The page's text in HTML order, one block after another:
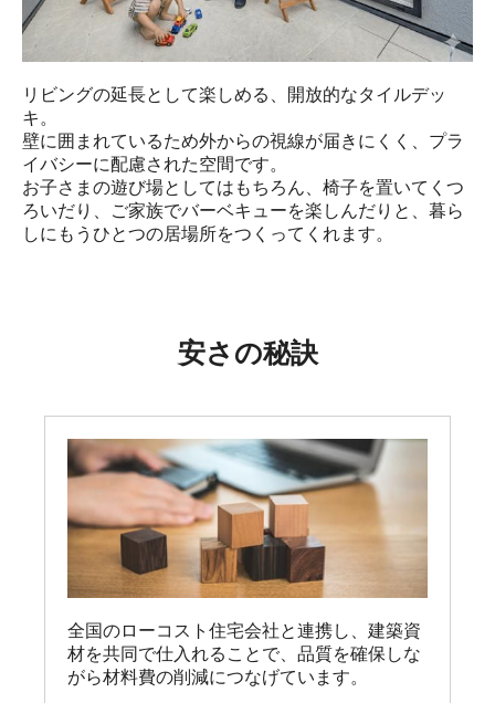
リビングの延長として楽しめる、開放的なタイルデッ
キ。
壁に囲まれているため外からの視線が届きにくく、プラ
イバシーに配慮された空間です。
お子さまの遊び場としてはもちろん、椅子を置いてくつ
ろいだり、ご家族でバーベキューを楽しんだりと、暮ら
しにもうひとつの居場所をつくってくれます。
安さの秘訣
全国のローコスト住宅会社と連携し、建築資
材を共同で仕入れることで、品質を確保しな
がら材料費の削減につなげています。